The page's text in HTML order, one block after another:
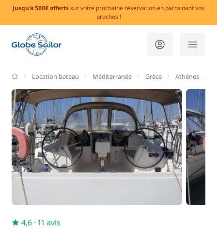
Jusqu'à 500€ offertssur votre prochaine réservation en parrainant vos
proches !
GlobeSailor
Location bateau Méditerranée Grèce Athènes
4,6 · 11 avis